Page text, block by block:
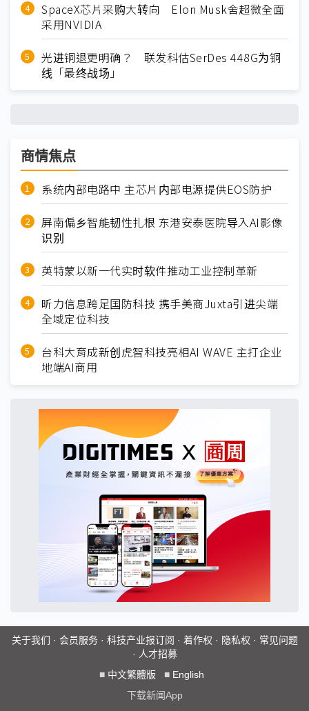
SpaceX芯片采购大转向 Elon Musk舍超微全面
采用NVIDIA
光进铜退更明确？ 联发科估SerDes 448G为铜
线「最终战场」
商情焦点
系统内部电路中 主芯片内部电源提供EOS防护
屏南偏乡智能韧性扎根 东港安泰医院导入AI影像
识别
英特蒙以新一代实时软件推动工业控制革新
昕力信息跨足国防科技 携手美商Juxta引进尖端
全域定位科技
台科大育成新创虎智科技亮相AI WAVE 主打企业
地端AI商用
关于我们 · 会员服务· 科技产业报订阅 · 着作权 · 隐私权 · 常见问题
· 人才招募
■ 中文繁體版 ■ English
下载新闻App